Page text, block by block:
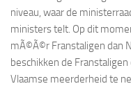
niveau, waar de
ministers telt. Op dit
mÃ©Ã©r Franstaligen dan
beschikken de
Vlaamse meerderheid te